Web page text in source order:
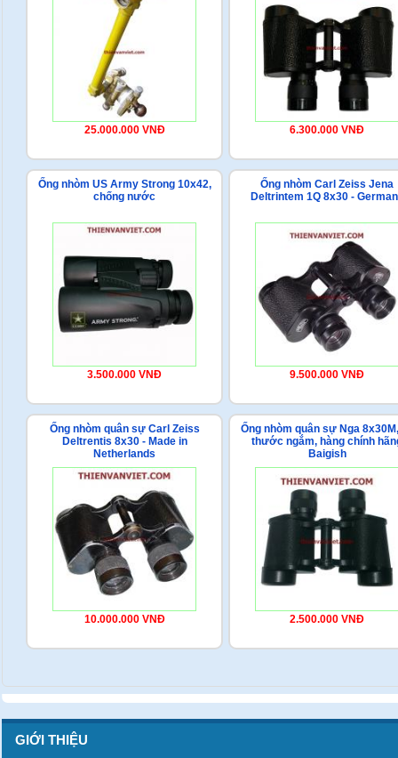
25.000.000 VNĐ 6.300.000 VNĐ
Ống nhòm US Army Strong 10x42,
chống nước
3.500.000 VNĐ
Ống nhòm Carl Zeiss Jena
Deltrintem 1Q 8x30 -
9.500.000 VNĐ
Ống nhòm quân sự Carl Zeiss
Deltrentis 8x30 - Made in
Netherlands
10.000.000 VNĐ
Ống nhòm quân sự Nga
thước ngắm, hàng chính
Baigish
2.500.000 VNĐ
GIỚI THIỆU